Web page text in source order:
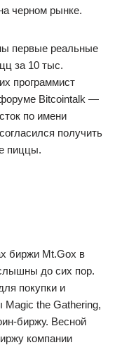
черном рынке.
первые реальные
за 10 тыс.
программист
Bitcointalk —
по имени
получить
пиццы.
биржи Mt.Gox в
до сих пор.
покупки и
Magic the Gathering,
биржу. Весной
компании